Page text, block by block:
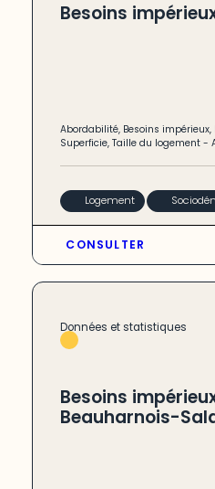
Besoins
Abordabilité, Besoins impérieux,
Superficie,Taille du logement -
Logement
CONSULTER
Données et statistiques
Besoins
Beauharnois-